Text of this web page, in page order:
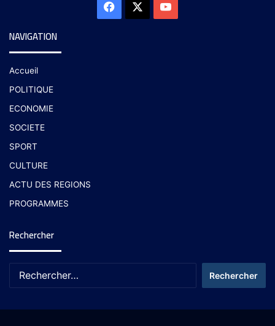
NAVIGATION
Accueil
POLITIQUE
ECONOMIE
SOCIETE
SPORT
CULTURE
ACTU DES REGIONS
PROGRAMMES
Rechercher